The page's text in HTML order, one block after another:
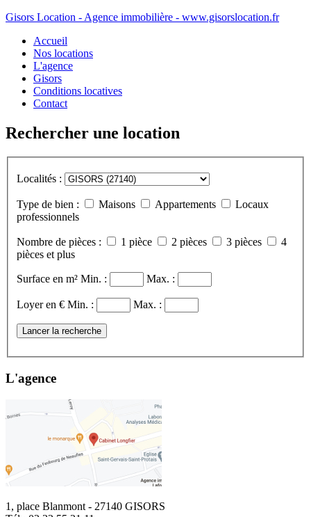
Gisors Location - Agence immobilière - www.gisorslocation.fr
Accueil
Nos locations
L'agence
Gisors
Conditions locatives
Contact
Rechercher une location
Localités :
Type de bien : Maisons Appartements
Locaux
professionnels
Nombre de pièces : 1 pièce 2 pièces 3 pièces
4
pièces et plus
Surface en m² Min. : Max. :
Loyer en € Min. : Max. :
Lancer la recherche
L'agence
1, place Blanmont - 27140 GISORS